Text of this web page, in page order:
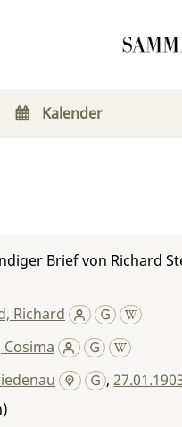
Kalender
Brief von Richard
Richard
,